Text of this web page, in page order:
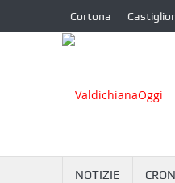
Cortona
NOTIZIE